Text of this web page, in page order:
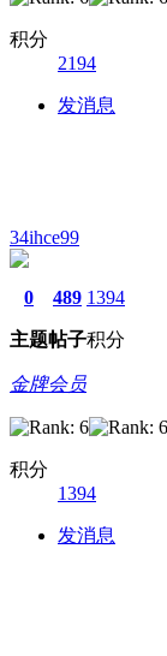
积分
2194
发消息
34ihce99
0
主题
489
帖子
1394
积分
金牌会员
积分
1394
发消息